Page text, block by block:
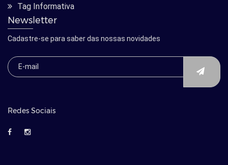
Tag Informativa
Newsletter
Cadastre-se para saber das nossas novidades
Redes Sociais